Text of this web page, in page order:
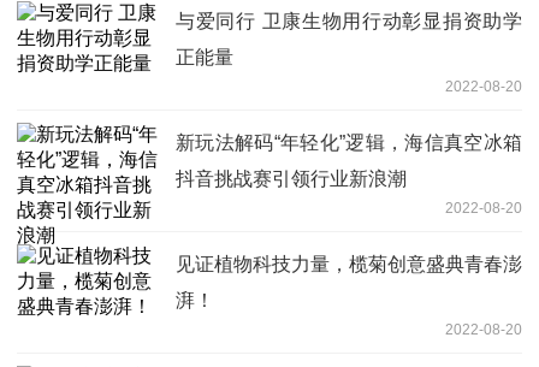
与爱同行 卫康生物用行动彰显捐资助学
正能量
2022-08-20
新玩法解码“年轻化”逻辑，海信真空冰箱
抖音挑战赛引领行业新浪潮
2022-08-20
见证植物科技力量，榄菊创意盛典青春澎
湃！
2022-08-20